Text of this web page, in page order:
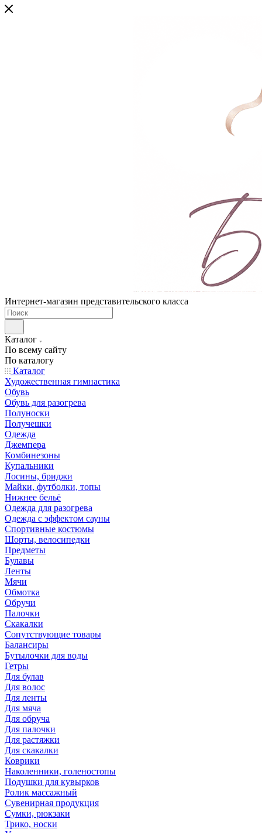
Интернет-магазин представительского класса
Каталог
По всему сайту
По каталогу
Каталог
Художественная гимнастика
Обувь
Обувь для разогрева
Полуноски
Получешки
Одежда
Джемпера
Комбинезоны
Купальники
Лосины, бриджи
Майки, футболки, топы
Нижнее бельё
Одежда для разогрева
Одежда с эффектом сауны
Спортивные костюмы
Шорты, велосипедки
Предметы
Булавы
Ленты
Мячи
Обмотка
Обручи
Палочки
Скакалки
Сопутствующие товары
Балансиры
Бутылочки для воды
Гетры
Для булав
Для волос
Для ленты
Для мяча
Для обруча
Для палочки
Для растяжки
Для скакалки
Коврики
Наколенники, голеностопы
Подушки для кувырков
Ролик массажный
Сувенирная продукция
Сумки, рюкзаки
Трико, носки